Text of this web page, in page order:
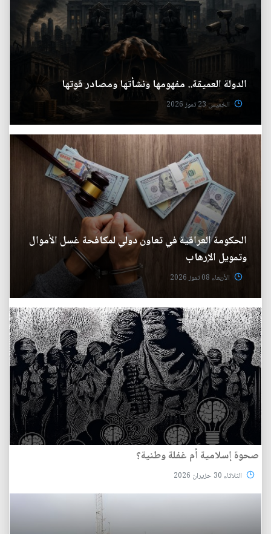
الدولة العميقة.. مفهومها ونشأتها ومصادر قوتها
الخميس 23 تموز 2026
الحكومة العراقية في تعاون دولي لمكافحة غسل الأموال
وتمويل الإرهاب
الأربعاء 08 تموز 2026
صحوة إسلامية أم غفلة وطنية؟
الثلاثاء 30 حزيران 2026